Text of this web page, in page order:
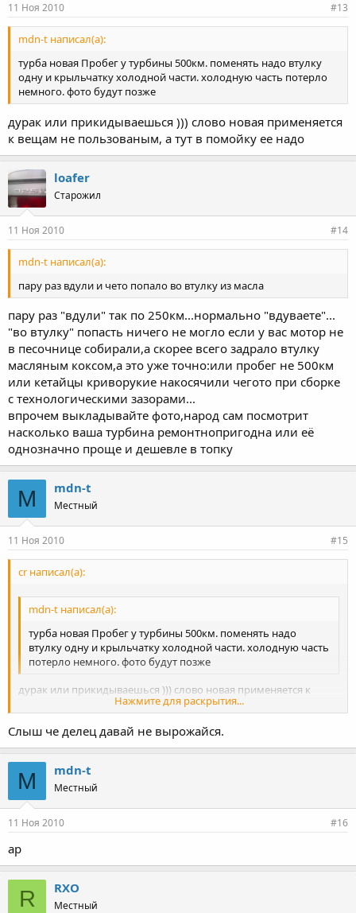
11 Ноя 2010 #13
mdn-t написал(а):
турба новая Пробег у турбины 500км. поменять надо втулку
одну и крыльчатку холодной части. холодную часть потерло
немного. фото будут позже
дурак или прикидываешься ))) слово новая применяется
к вещам не пользованым, а тут в помойку ее надо
loafer
Старожил
11 Ноя 2010 #14
mdn-t написал(а):
пару раз вдули и чето попало во втулку из масла
пару раз "вдули" так по 250км...нормально "вдуваете"...
"во втулку" попасть ничего не могло если у вас мотор не
в песочнице собирали,а скорее всего задрало втулку
масляным коксом,а это уже точно:или пробег не 500км
или кетайцы криворукие накосячили чегото при сборке
с технологическими зазорами...
впрочем выкладывайте фото,народ сам посмотрит
насколько ваша турбина ремонтнопригодна или её
однозначно проще и дешевле в топку
M mdn-t
Местный
11 Ноя 2010 #15
cr написал(а):
mdn-t написал(а):
турба новая Пробег у турбины 500км. поменять надо
втулку одну и крыльчатку холодной части. холодную часть
потерло немного. фото будут позже
Нажмите для раскрытия...
дурак или прикидываешься ))) слово новая применяется к
вещам не пользованым, а тут в помойку ее надо
Нажмите для раскрытия...
Cлыш че делец давай не вырожайся.
M mdn-t
Местный
11 Ноя 2010 #16
ар
R RXO
Местный